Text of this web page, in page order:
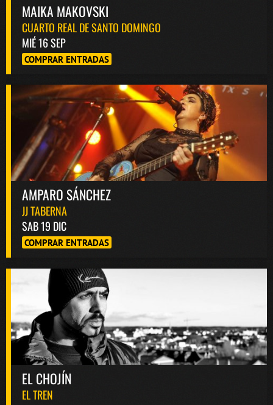
MAIKA MAKOVSKI
CUARTO REAL DE SANTO DOMINGO
MIÉ 16 SEP
COMPRAR ENTRADAS
AMPARO SÁNCHEZ
JJ TABERNA
SAB 19 DIC
COMPRAR ENTRADAS
EL CHOJÍN
EL TREN